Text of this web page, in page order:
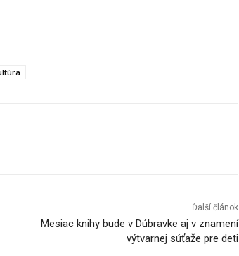
Ďalší článok
Mesiac knihy bude v Dúbravke aj v znamení
výtvarnej súťaže pre deti